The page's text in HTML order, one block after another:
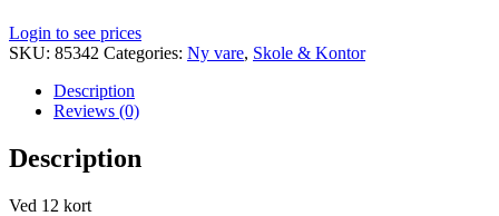
Login to see prices
SKU: 85342 Categories: Ny vare, Skole & Kontor
Description
Reviews (0)
Description
Ved 12 kort